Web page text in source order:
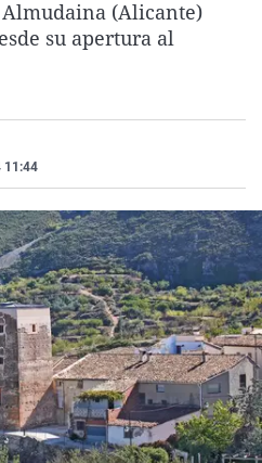
La rosa de los vientos
Caso
Extremadura
Virales
(Alicante)
su apertura al
11:44